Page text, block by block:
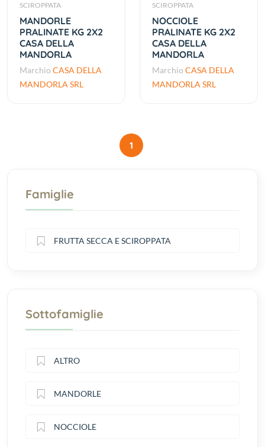
SCIROPPATA
MANDORLE
PRALINATE KG 2X2
CASA DELLA
MANDORLA
Marchio CASA DELLA
MANDORLA SRL
SCIROPPATA
NOCCIOLE
PRALINATE KG 2X2
CASA DELLA
MANDORLA
Marchio CASA DELLA
MANDORLA SRL
1
Famiglie
FRUTTA SECCA E SCIROPPATA
Sottofamiglie
ALTRO
MANDORLE
NOCCIOLE